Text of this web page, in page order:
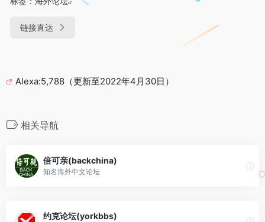
链接直达
Alexa:5,788（更新至2022年4月30日）
相关导航
倍可亲(backchina)
知名海外中文论坛
约克论坛(yorkbbs)